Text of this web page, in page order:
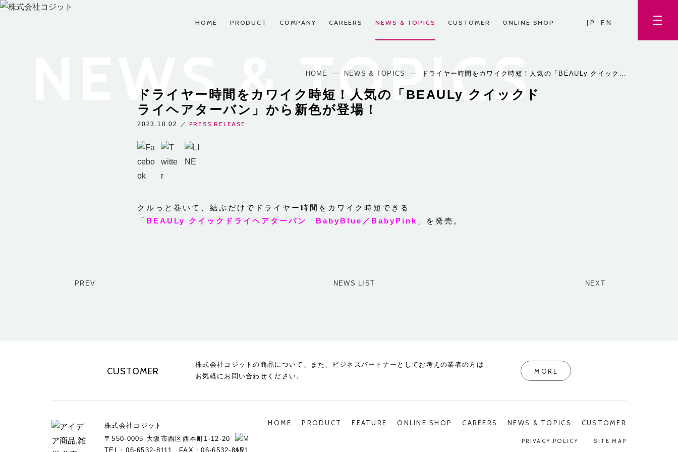
HOME PRODUCT COMPANY
CEO挨拶
沿革
CAREERS
先輩たちの声
NEWS & TOPICS CUSTOMER
お問い合わせ
ビジネスパートナー申し込み
FAQ
ONLINE SHOP JP EN
NEWS & TOPICS
HOME NEWS & TOPICS ドライヤー時間をカワイク時短！人気の「BEAULy クイック…
ドライヤー時間をカワイク時短！人気の「BEAULy クイックド
ライヘアターバン」から新色が登場！
2023.10.02 ／PRESS RELEASE
クルっと巻いて、結ぶだけでドライヤー時間をカワイク時短できる
「 BEAULy クイックドライヘアターバン BabyBlue／BabyPink 」を発売。
NEWS LIST
PREV NEXT
CUSTOMER
株式会社コジットの商品について、また、ビジネスパートナーとしてお考えの業者の方は
お気軽にお問い合わせください。
MORE
株式会社コジット
〒550-0005 大阪市西区西本町1-12-20
TEL：06-6532-8111 FAX：06-6532-8151
HOME PRODUCT FEATURE ONLINE SHOP CAREERS NEWS & TOPICS CUSTOMER
PRIVACY POLICY SITE MAP